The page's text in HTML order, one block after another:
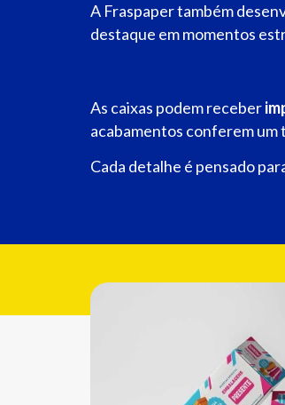
A Fraspaper também
destaque em momentos
As caixas podem receber
acabamentos conferem um
Cada detalhe é pensado